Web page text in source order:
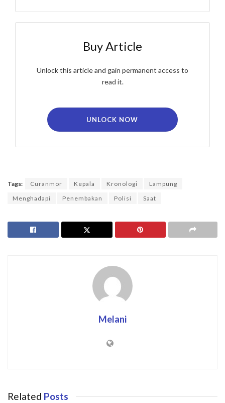
Buy Article
Unlock this article and gain permanent access to
read it.
UNLOCK NOW
Tags: Curanmor Kepala Kronologi
Lampung
Menghadapi
Penembakan Polisi Saat
Melani
Related Posts